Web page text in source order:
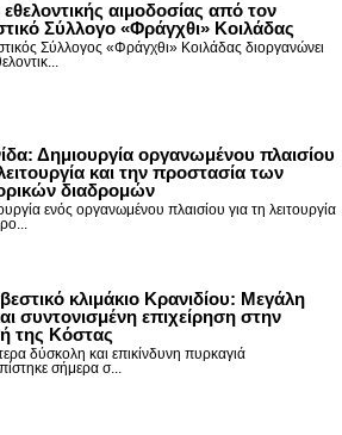
αιμοδοσίας από τον
Σύλλογο «Φράγχθι» Κοιλάδας
Σύλλογος «Φράγχθι» Κοιλάδας διοργανώνει
Δημιουργία οργανωμένου πλαισίου
και την προστασία των
διαδρομών
ενός οργανωμένου πλαισίου για τη λειτουργία
κλιμάκιο Κρανιδίου: Μεγάλη
συντονισμένη επιχείρηση στην
της Κόστας
δύσκολη και επικίνδυνη πυρκαγιά
σήμερα σ...